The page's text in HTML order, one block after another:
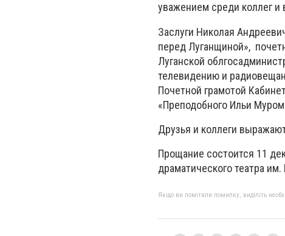
уважением среди коллег и
Заслуги Николая
перед Луганщиной»,
Луганской
телевидению и
Почетной грамотой
«Преподобного Ильи
Друзья и коллеги
Прощание состоится 11
драматического театра
Якщо ви помітили помилку, виділіть